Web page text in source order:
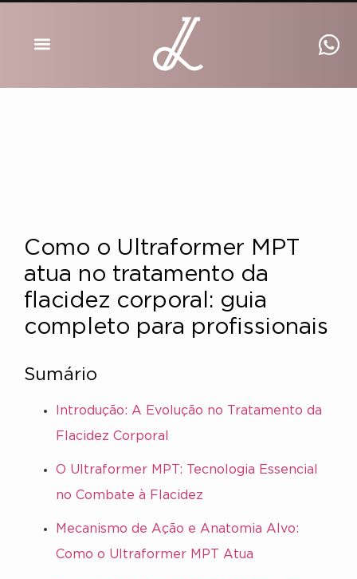
Como o Ultraformer MPT
atua no tratamento da
flacidez corporal: guia
completo para profissionais
Sumário
Introdução: A Evolução no Tratamento da
Flacidez Corporal
O Ultraformer MPT: Tecnologia Essencial
no Combate à Flacidez
Mecanismo de Ação e Anatomia Alvo:
Como o Ultraformer MPT Atua